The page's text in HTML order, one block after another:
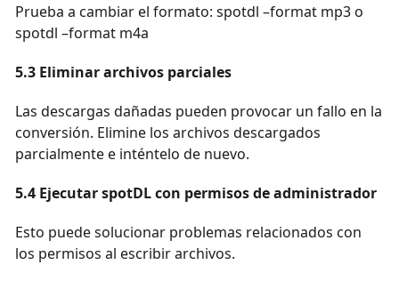
Prueba a cambiar el formato: spotdl –format mp3 o
spotdl –format m4a
5.3 Eliminar archivos parciales
Las descargas dañadas pueden provocar un fallo en la
conversión. Elimine los archivos descargados
parcialmente e inténtelo de nuevo.
5.4 Ejecutar spotDL con permisos de administrador
Esto puede solucionar problemas relacionados con
los permisos al escribir archivos.